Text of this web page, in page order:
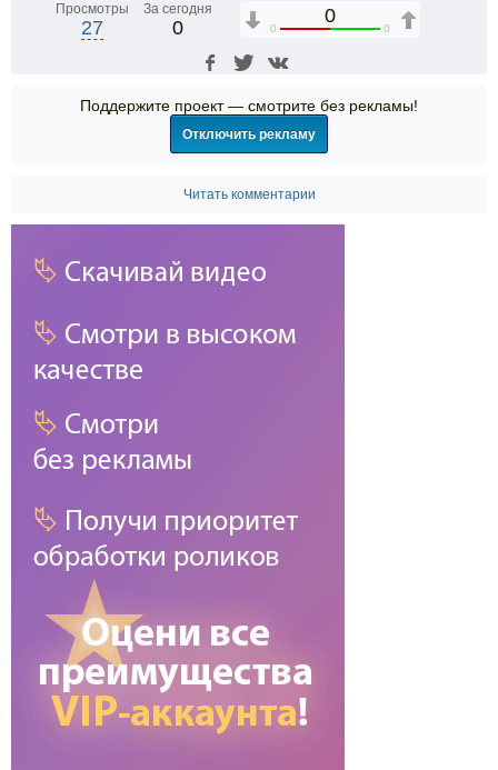
Просмотры
27
За сегодня
0
0
0 0
Поддержите проект — смотрите без рекламы!
Отключить рекламу
Читать комментарии